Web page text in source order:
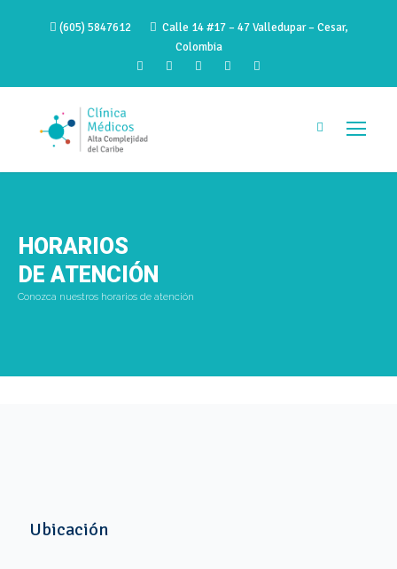
(605) 5847612
Calle 14 #17 – 47 Valledupar – Cesar,
Colombia
HORARIOS
DE ATENCIÓN
Conozca nuestros horarios de atención
Ubicación